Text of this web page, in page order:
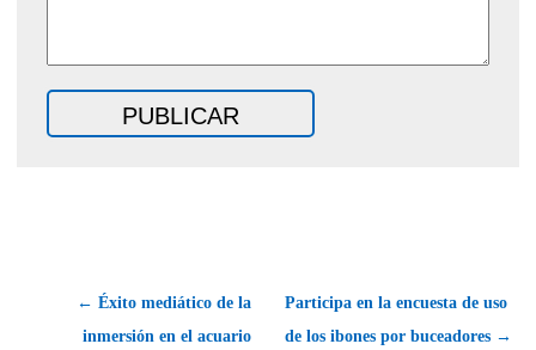
← Éxito mediático de la
inmersión en el acuario
Participa en la encuesta de uso
de los ibones por buceadores →